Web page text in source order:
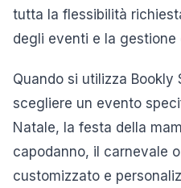
tutta la flessibilità
degli eventi e la gestione
Quando si utilizza Bookly
scegliere un evento
Natale, la festa della
capodanno, il carnevale
customizzato e